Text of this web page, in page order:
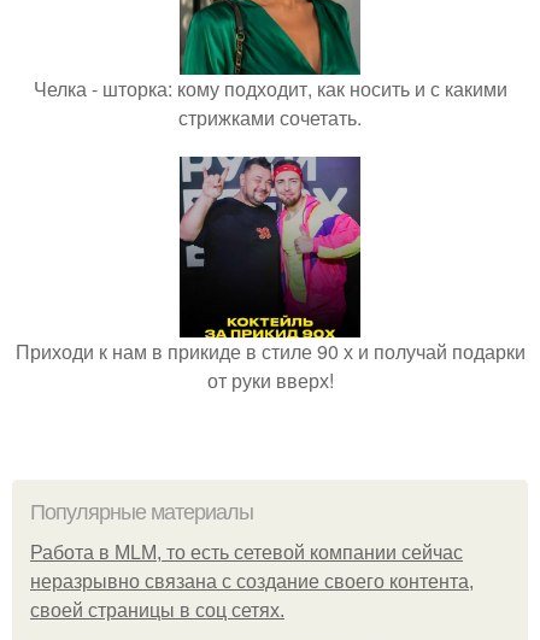
Челка - шторка: кому подходит, как носить и с какими
стрижками сочетать.
Приходи к нам в прикиде в стиле 90 х и получай подарки
от руки вверх!
Популярные материалы
Работа в MLM, то есть сетевой компании сейчас
неразрывно связана с создание своего контента,
своей страницы в соц сетях.